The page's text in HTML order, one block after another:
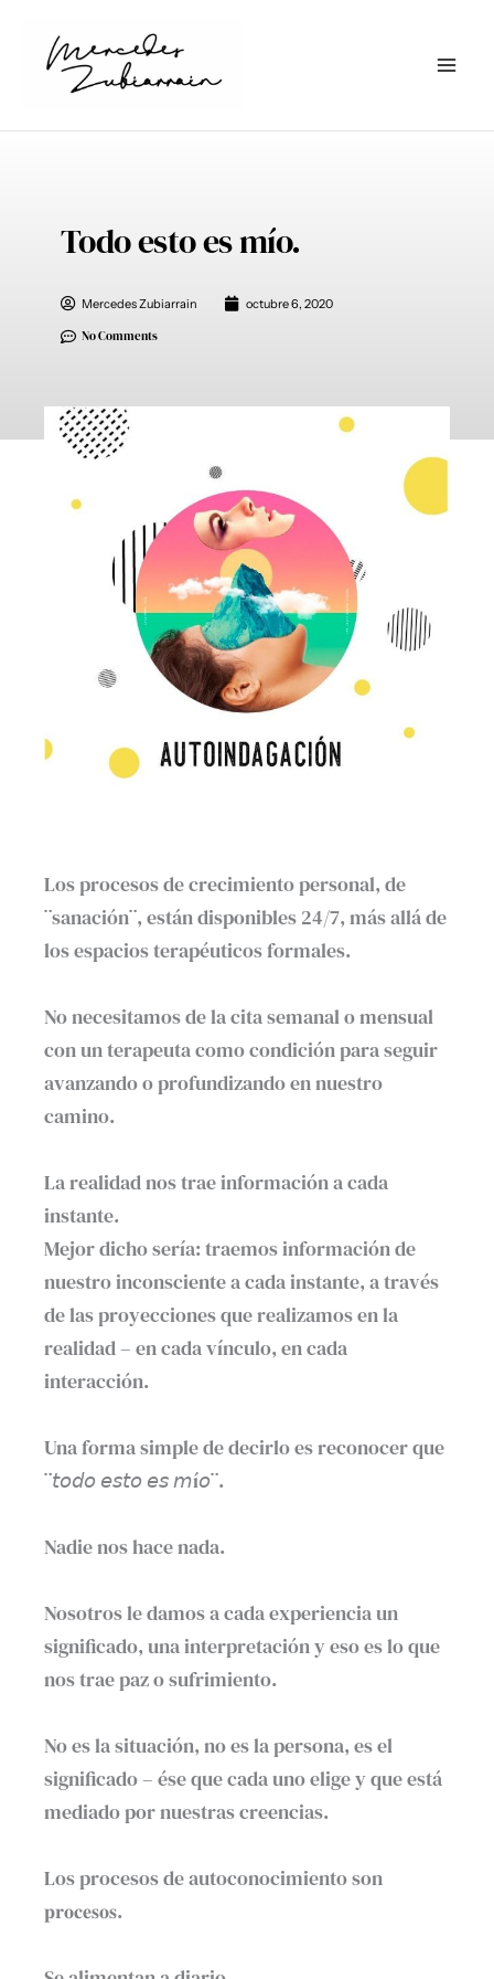
contenido
Todo esto es mío.
Mercedes Zubiarrain octubre 6, 2020
No Comments
Los procesos de crecimiento personal, de
¨sanación¨, están disponibles 24/7, más allá de
los espacios terapéuticos formales.⁣
No necesitamos de la cita semanal o mensual
con un terapeuta como condición para seguir
avanzando o profundizando en nuestro
camino.⁣
La realidad nos trae información a cada
instante.⁣
Mejor dicho sería: traemos información de
nuestro inconsciente a cada instante, a través
de las proyecciones que realizamos en la
realidad – en cada vínculo, en cada
interacción.⁣
Una forma simple de decirlo es reconocer que
¨𝘵𝘰𝘥𝘰 𝘦𝘴𝘵𝘰 𝘦𝘴 𝘮í𝘰¨.⁣
Nadie nos hace nada.⁣
Nosotros le damos a cada experiencia un
significado, una interpretación y eso es lo que
nos trae paz o sufrimiento.⁣
No es la situación, no es la persona, es el
significado – ése que cada uno elige y que está
mediado por nuestras creencias.⁣
Los procesos de autoconocimiento son
𝐩𝐫𝐨𝐜𝐞𝐬𝐨𝐬. ⁣